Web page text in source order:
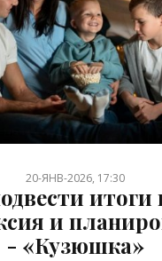
20-ЯНВ-2026, 17:30
итоги
и
- «Кузюшка»